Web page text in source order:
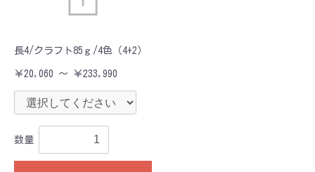
長4/クラフト85ｇ/4色（4+2）
￥20,060 ～ ￥233,990
数量